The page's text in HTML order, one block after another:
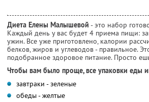
Диета Елены Малышевой - это набор
Каждый день у вас будет 4 приема пищи:
ужин. Все уже приготовлено, калории
белков, жиров и углеводов - правильное.
подобранное здоровое питание. Просто
Чтобы вам было проще, все упаковки еды
завтраки - зеленые
обеды - желтые